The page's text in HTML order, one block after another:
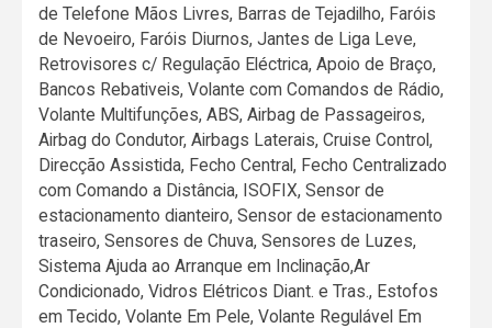
de Telefone Mãos Livres, Barras de Tejadilho, Faróis
de Nevoeiro, Faróis Diurnos, Jantes de Liga Leve,
Retrovisores c/ Regulação Eléctrica, Apoio de Braço,
Bancos Rebativeis, Volante com Comandos de Rádio,
Volante Multifunções, ABS, Airbag de Passageiros,
Airbag do Condutor, Airbags Laterais, Cruise Control,
Direcção Assistida, Fecho Central, Fecho Centralizado
com Comando a Distância, ISOFIX, Sensor de
estacionamento dianteiro, Sensor de estacionamento
traseiro, Sensores de Chuva, Sensores de Luzes,
Sistema Ajuda ao Arranque em Inclinação,Ar
Condicionado, Vidros Elétricos Diant. e Tras., Estofos
em Tecido, Volante Em Pele, Volante Regulável Em